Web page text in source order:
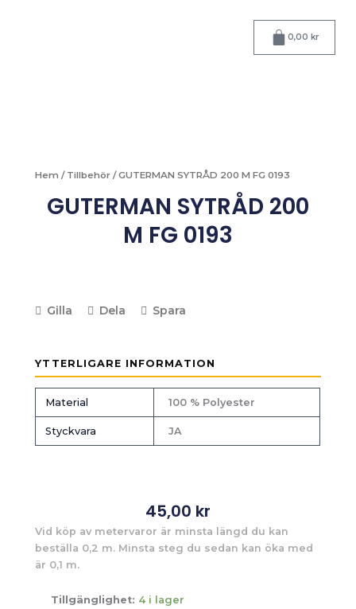
0,00 kr
Varukorg
Hem / Tillbehör / GUTERMAN SYTRÅD 200 M FG 0193
GUTERMAN SYTRÅD 200
M FG 0193
Gilla Dela Spara
YTTERLIGARE INFORMATION
Material 100 % Polyester
Styckvara JA
45,00 kr
Vid köp av metervaror är minsta längd du kan
beställa 0,2 m. Minsta steg du sedan kan öka med
är 0,1 m.
Tillgänglighet: 4 i lager